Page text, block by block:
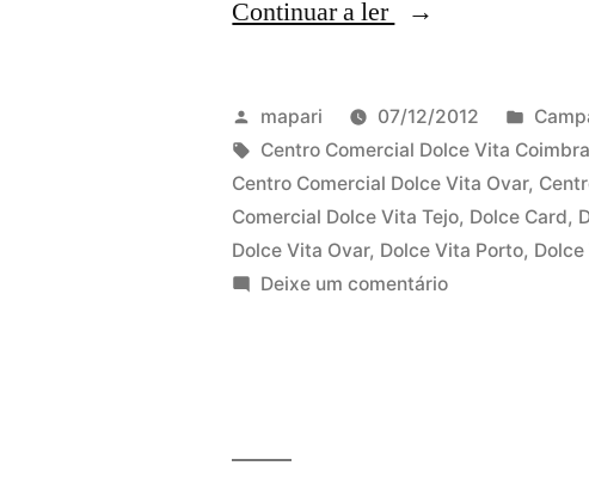
Continuar a ler
“Dolce
devolvem
40%
de
compras
entre
Publicado
por
mapari 07/12/2012
em
Etiquetas:
Centro Comercial Dolce Vita Coimbra
Centro Comercial Dolce Vita Ovar,
Comercial Dolce Vita Tejo, Dolce Card,
Dolce Vita Ovar, Dolce Vita Porto,
Deixe um comentárioem